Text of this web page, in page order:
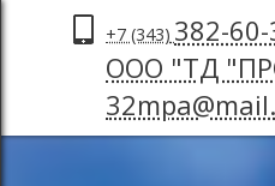
+7 (343) 382-
ООО "ТД